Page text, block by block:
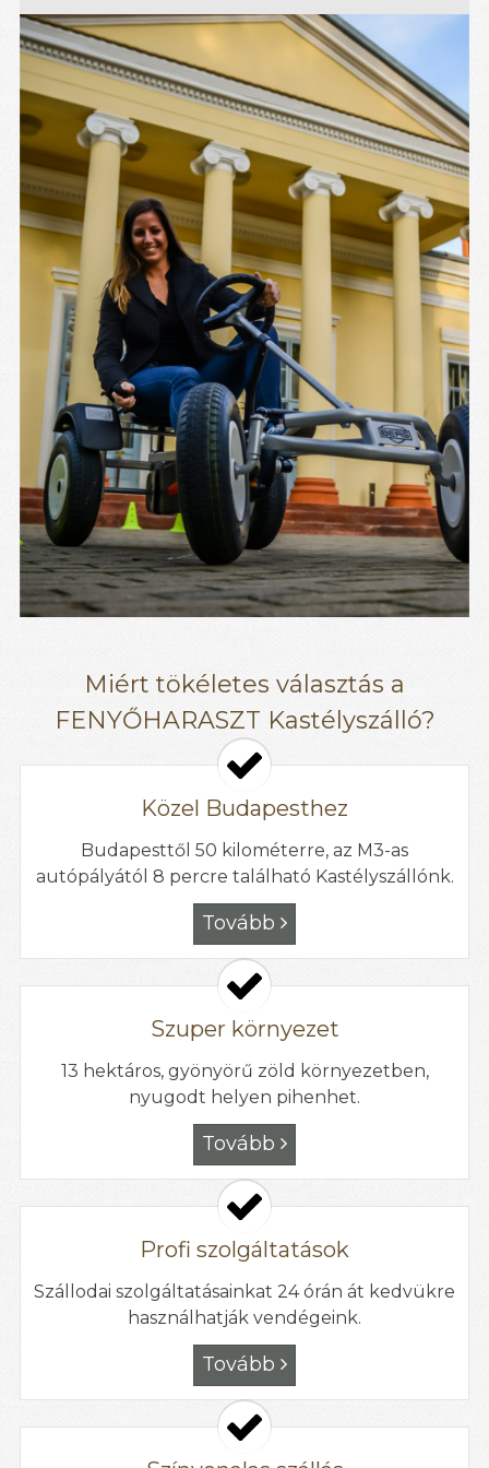
Miért tökéletes választás a
FENYŐHARASZT Kastélyszálló?
Közel Budapesthez
Budapesttől 50 kilométerre, az M3-as
autópályától 8 percre található Kastélyszállónk.
Tovább 
Szuper környezet
13 hektáros, gyönyörű zöld környezetben,
nyugodt helyen pihenhet.
Tovább 
Profi szolgáltatások
Szállodai szolgáltatásainkat 24 órán át kedvükre
használhatják vendégeink.
Tovább 